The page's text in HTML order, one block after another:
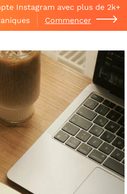
Instagram avec plus de 2k+
Commencer